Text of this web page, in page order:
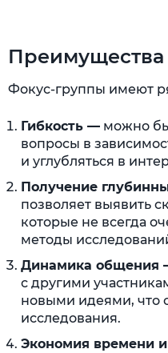
Фокус-группы имеют
Гибкость — можно
вопросы в
и углубляться в
Получение
позволяет выявить
которые не всегда
методы
Динамика общения
с другими
новыми идеями, что
исследования.
Экономия времени